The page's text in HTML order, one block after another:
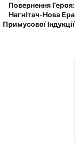
Повернення Героя:
Нагнітач-Нова Ера
Примусової Індукції